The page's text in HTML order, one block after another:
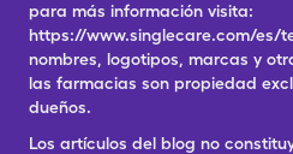
para más información visita:
https://www.singlecare.com/es/
nombres, logotipos, marcas y
las farmacias son propiedad
dueños.
Los artículos del blog no